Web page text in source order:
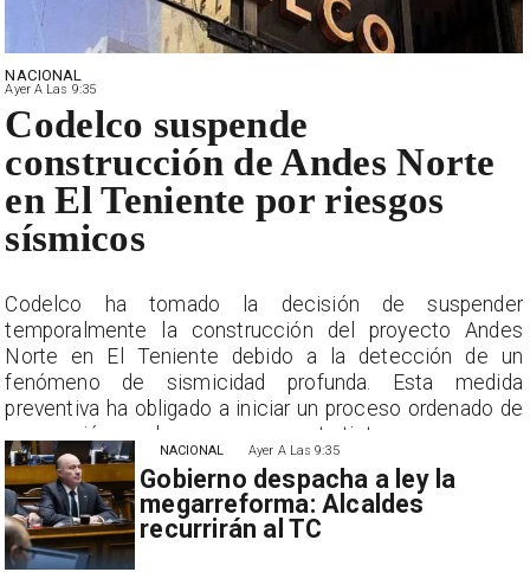
Ayer A Las 9:35
Gobierno despacha a ley la
megarreforma: Alcaldes
recurrirán al TC
NACIONAL
NACIONAL
Ayer A Las 9:35
Codelco suspende
construcción de Andes Norte
en El Teniente por riesgos
sísmicos
Codelco ha tomado la decisión de suspender
temporalmente la construcción del proyecto Andes
Norte en El Teniente debido a la detección de un
fenómeno de sismicidad profunda. Esta medida
preventiva ha obligado a iniciar un proceso ordenado de
suspensión con las empresas contratistas.